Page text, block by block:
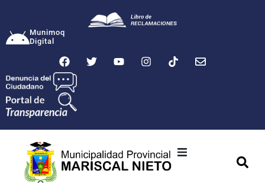
Munimoq
Digital